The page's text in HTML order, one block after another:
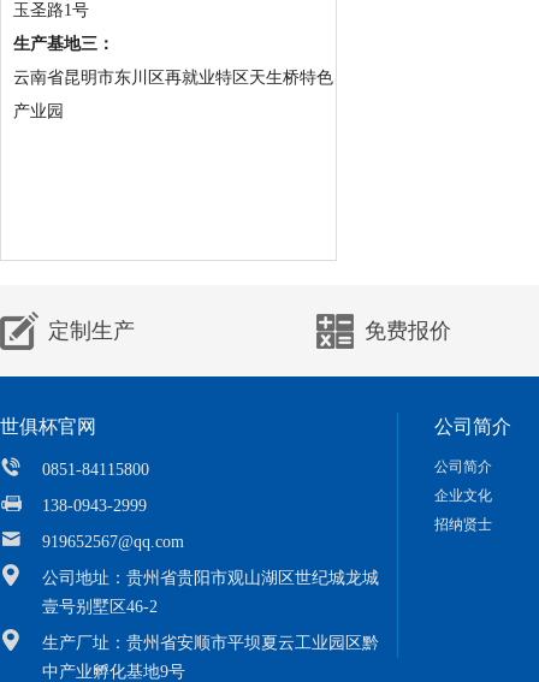
玉圣路1号
生产基地三：
云南省昆明市东川区再就业特区天生桥特色
产业园
定制生产 免费报价
世俱杯官网
0851-84115800
138-0943-2999
919652567@qq.com
公司地址：贵州省贵阳市观山湖区世纪城龙城
壹号别墅区46-2
生产厂址：贵州省安顺市平坝夏云工业园区黔
中产业孵化基地9号
公司简介
公司简介
企业文化
招纳贤士